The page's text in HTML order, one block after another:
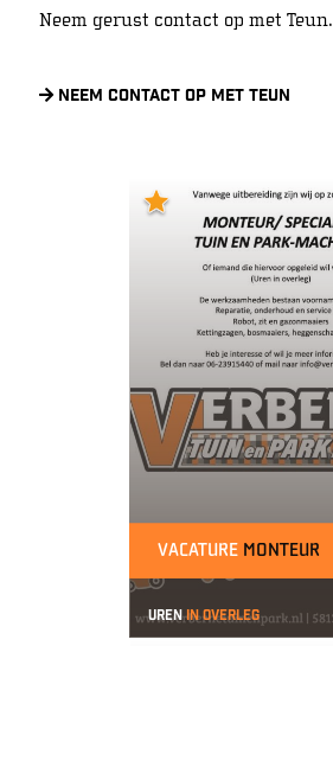
Neem gerust contact op met Teun.
Neem contact op met Teun
VACATUREMONTEUR
urenin overleg